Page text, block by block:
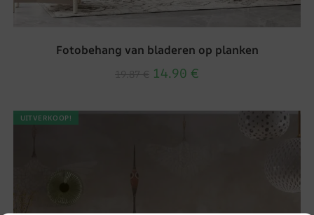
Fotobehang van bladeren op planken
14.90 €
UITVERKOOP!